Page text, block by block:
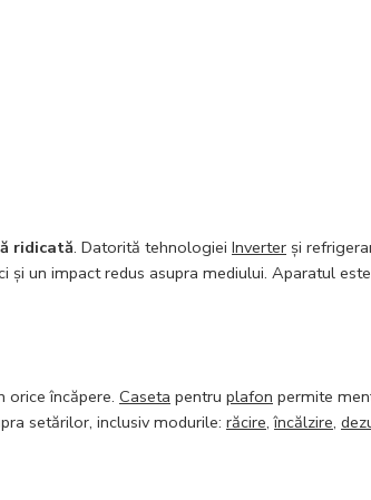
ridicată. Datorită tehnologiei Inverter și
un impact redus asupra mediului. Aparatul
orice încăpere. Caseta pentru plafon permite
setărilor, inclusiv modurile: răcire,încălzire,